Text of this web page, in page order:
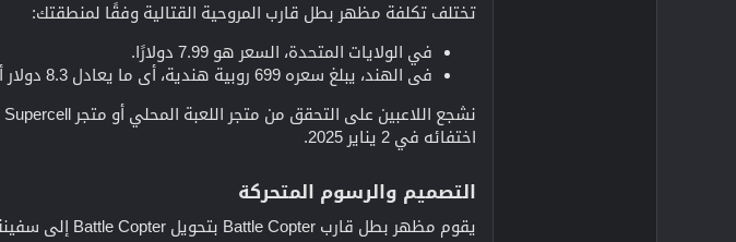
تختلف تكلفة مظهر بطل قارب المروحية القتالية وفقًا لمنطقتك:
في الولايات المتحدة، السعر هو 7.99 دولارًا.
في الهند، يبلغ سعره 699 روبية هندية، أي ما يعادل 8.3 دولار أمريكي تقريبًا.
اختفائه في 2 يناير 2025.
التصميم والرسوم المتحركة
يقوم مظهر بطل قارب Battle Copter بتحويل Battle Copter إلى سفينة طائرة ذات طابع القراصنة، مع تفاصيل معقدة ورسوم متحركة حيوية.